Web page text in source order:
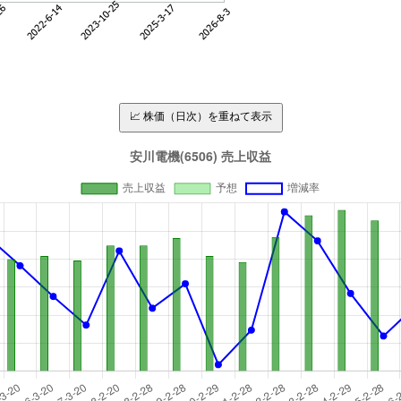
📈 株価（日次）を重ねて表示